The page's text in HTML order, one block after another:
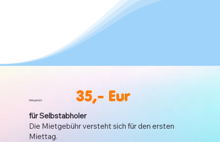
Mietgebühr 35,- Eur
für Selbstabholer
Die Mietgebühr versteht sich für den ersten
Miettag.